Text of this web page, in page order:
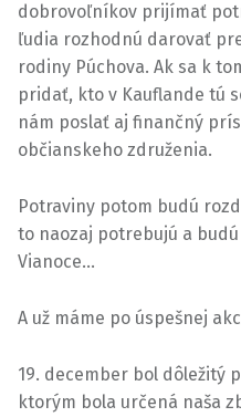
dobrovoľníkov prijímať
ľudia rozhodnú darovať
rodiny Púchova. Ak sa k
pridať, kto v Kauflande tú
nám poslať aj finančný
občianskeho združenia.
Potraviny potom budú
to naozaj potrebujú a
Vianoce…
A už máme po úspešnej
19. december bol dôležitý
ktorým bola určená naša